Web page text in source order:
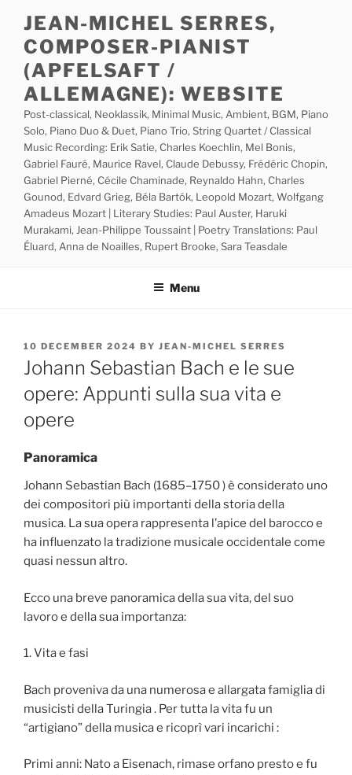
content
JEAN-MICHEL SERRES,
COMPOSER-PIANIST
(APFELSAFT /
ALLEMAGNE): WEBSITE
Post-classical, Neoklassik, Minimal Music, Ambient, BGM, Piano
Solo, Piano Duo & Duet, Piano Trio, String Quartet / Classical
Music Recording: Erik Satie, Charles Koechlin, Mel Bonis,
Gabriel Fauré, Maurice Ravel, Claude Debussy, Frédéric Chopin,
Gabriel Pierné, Cécile Chaminade, Reynaldo Hahn, Charles
Gounod, Edvard Grieg, Béla Bartók, Leopold Mozart, Wolfgang
Amadeus Mozart | Literary Studies: Paul Auster, Haruki
Murakami, Jean-Philippe Toussaint | Poetry Translations: Paul
Éluard, Anna de Noailles, Rupert Brooke, Sara Teasdale
Menu
POSTED
ON
10 DECEMBER 2024 BY JEAN-MICHEL SERRES
Johann Sebastian Bach e le sue
opere: Appunti sulla sua vita e
opere
Panoramica
Johann Sebastian Bach (1685–1750 ) è considerato uno
dei compositori più importanti della storia della
musica. La sua opera rappresenta l’apice del barocco e
ha influenzato la tradizione musicale occidentale come
quasi nessun altro.
Ecco una breve panoramica della sua vita, del suo
lavoro e della sua importanza:
1. Vita e fasi
Bach proveniva da una numerosa e allargata famiglia di
musicisti della Turingia . Per tutta la vita fu un
“artigiano” della musica e ricoprì vari incarichi :
Primi anni: Nato a Eisenach, rimase orfano presto e fu